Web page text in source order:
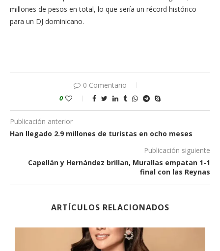
millones de pesos en total, lo que sería un récord histórico
para un DJ dominicano.
0 Comentario
0
Publicación anterior
Han llegado 2.9 millones de turistas en ocho meses
Publicación siguiente
Capellán y Hernández brillan, Murallas empatan 1-1
final con las Reynas
ARTÍCULOS RELACIONADOS